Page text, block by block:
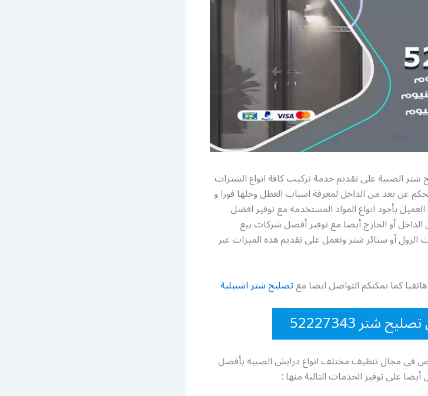
الصبية على تقديم خدمة تركيب كافة انواع الشترات
عن بعد من الداخل لمعرفة اسباب العطل وحلها فورا و
بأجود انواع المواد المستخدمة مع توفير افضل
الداخل أو الخارج أيضا مع توفير أفضل شركات بيع
أو ستائر شتر ونعمل على تقديم هذه الميزات عبر
كما يمكنكم التواصل ايضا معتصليح شتر اشبيلية
شتر 52227343
في مجال تنظيف مختلف انواع درايش الصبية بأفضل
أيضا على توفير الخدمات التالية منها :